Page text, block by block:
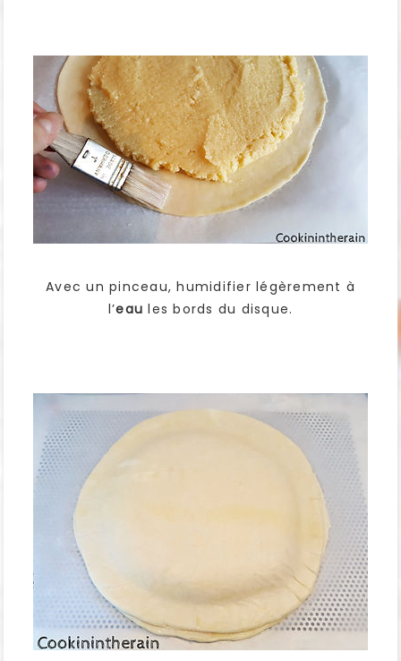
Avec un pinceau, humidifier légèrement à
l’eau les bords du disque.